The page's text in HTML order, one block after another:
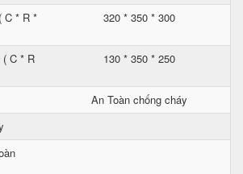
C * R *
320 * 350 * 300
C * R
130 * 350 * 250
An Toàn chống cháy